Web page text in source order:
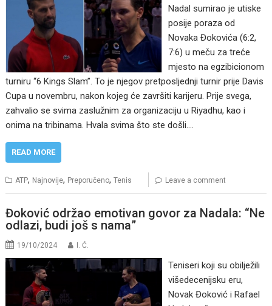
Nadal sumirao je utiske
posije poraza od
Novaka Đokovića (6:2,
7:6) u meču za treće
mjesto na egzibicionom
turniru “6 Kings Slam”. To je njegov pretposljednji turnir prije Davis
Cupa u novembru, nakon kojeg će završiti karijeru. Prije svega,
zahvalio se svima zaslužnim za organizaciju u Riyadhu, kao i
onima na tribinama. Hvala svima što ste došli.…
READ MORE
ATP, Najnovije, Preporučeno,Tenis Leave a comment
Đoković održao emotivan govor za Nadala: “Ne
odlazi, budi još s nama”
19/10/2024 I. Ć.
Teniseri koji su obilježili
višedecenijsku eru,
Novak Đoković i Rafael